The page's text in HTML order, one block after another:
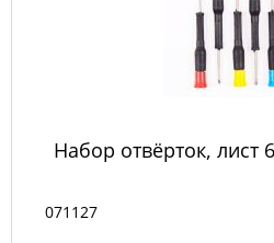
Набор отвёрток, лист
071127